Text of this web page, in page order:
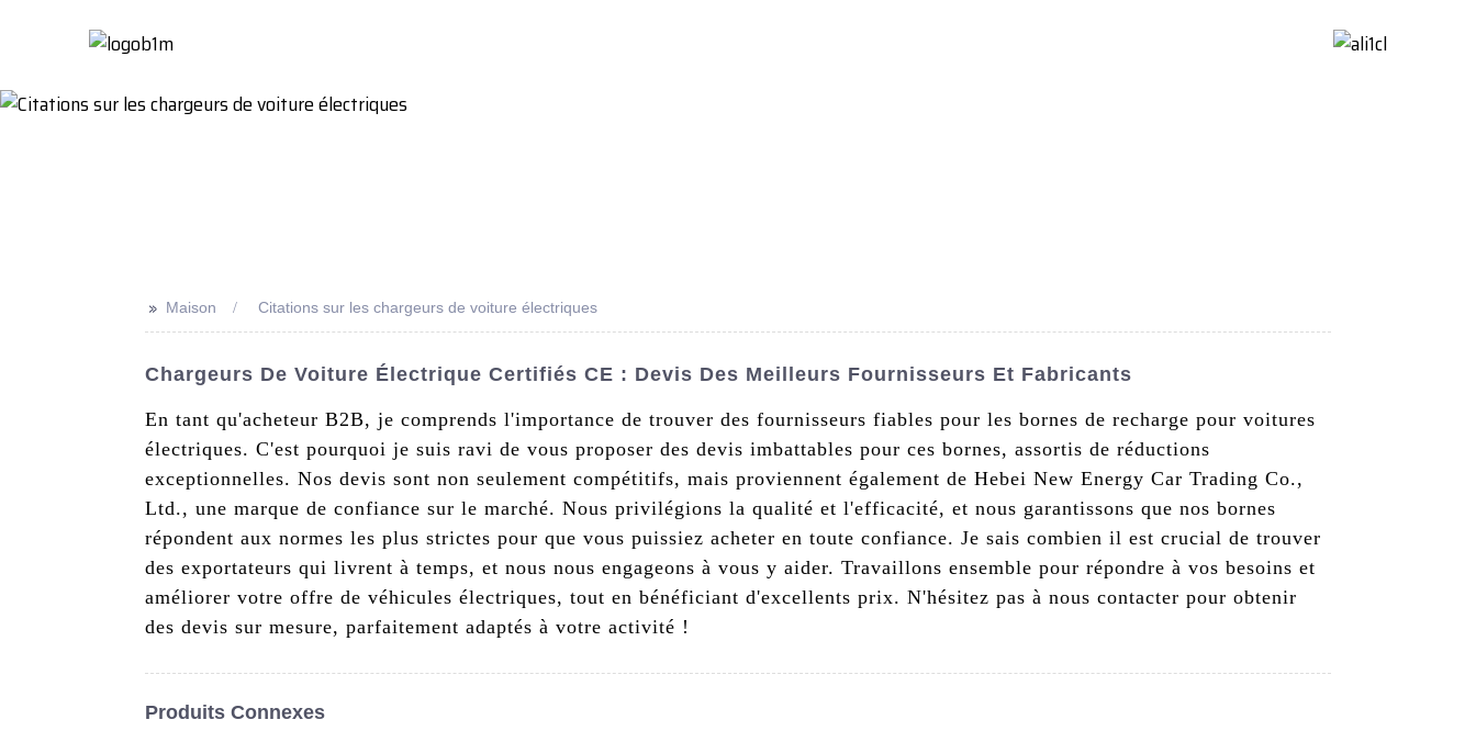
>> Maison Citations sur les chargeurs de voiture électriques
Chargeurs De Voiture Électrique Certifiés CE : Devis Des Meilleurs Fournisseurs Et Fabricants
En tant qu'acheteur B2B, je comprends l'importance de trouver des fournisseurs fiables pour les bornes de recharge pour voitures
électriques. C'est pourquoi je suis ravi de vous proposer des devis imbattables pour ces bornes, assortis de réductions
exceptionnelles. Nos devis sont non seulement compétitifs, mais proviennent également de Hebei New Energy Car Trading Co.,
Ltd., une marque de confiance sur le marché. Nous privilégions la qualité et l'efficacité, et nous garantissons que nos bornes
répondent aux normes les plus strictes pour que vous puissiez acheter en toute confiance. Je sais combien il est crucial de trouver
des exportateurs qui livrent à temps, et nous nous engageons à vous y aider. Travaillons ensemble pour répondre à vos besoins et
améliorer votre offre de véhicules électriques, tout en bénéficiant d'excellents prix. N'hésitez pas à nous contacter pour obtenir
des devis sur mesure, parfaitement adaptés à votre activité !
Produits Connexes